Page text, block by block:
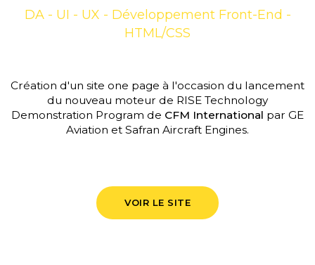
DA - UI - UX - Développement Front-End -
HTML/CSS
Création d'un site one page à l'occasion du lancement
du nouveau moteur de RISE Technology
Demonstration Program de CFM International par GE
Aviation et Safran Aircraft Engines.
VOIR LE SITE